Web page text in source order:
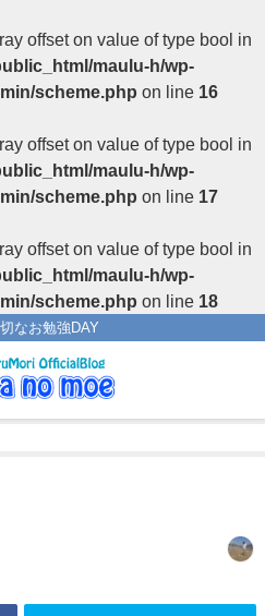
offset on value of type bool in
maulu-h/wp-
scheme.php on line 16
offset on value of type bool in
maulu-h/wp-
scheme.php on line 17
offset on value of type bool in
maulu-h/wp-
scheme.php on line 18
なお勉強DAY